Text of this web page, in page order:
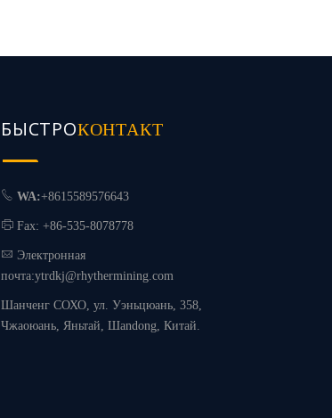
БЫСТРОКОНТАКТ
WA:+8615589576643
Fax: +86-535-8078778
Электронная
почта:ytrdkj@rhythermining.com
Шанченг СОХО, ул. Уэньцюань, 358,
Чжаоюань, Яньтай, Шandong, Китай.